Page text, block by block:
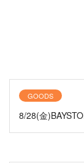
GOODS
8/28(金